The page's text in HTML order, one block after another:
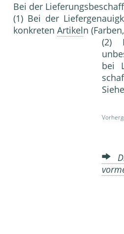
Bei der
(1) Bei der
konkreten Artikeln
(2)
bei